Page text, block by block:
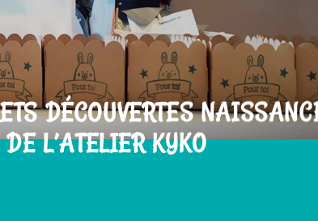
DÉCOUVERTES
DE L’ATELIER KYKO